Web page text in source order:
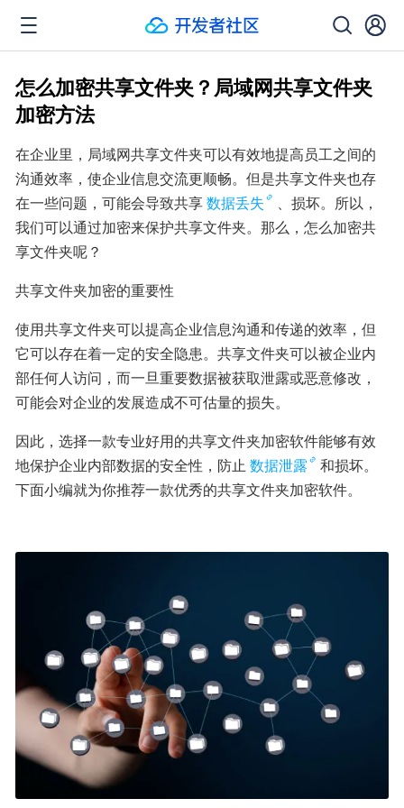
怎么加密共享文件夹？局域网共享文件夹
加密方法
在企业里，局域网共享文件夹可以有效地提高员工之间的
沟通效率，使企业信息交流更顺畅。但是共享文件夹也存
在一些问题，可能会导致共享数据丢失
、损坏。所以，
我们可以通过加密来保护共享文件夹。那么，怎么加密共
享文件夹呢？
共享文件夹加密的重要性
使用共享文件夹可以提高企业信息沟通和传递的效率，但
它可以存在着一定的安全隐患。共享文件夹可以被企业内
部任何人访问，而一旦重要数据被获取泄露或恶意修改，
可能会对企业的发展造成不可估量的损失。
因此，选择一款专业好用的共享文件夹加密软件能够有效
地保护企业内部数据的安全性，防止 数据泄露
和损坏。
下面小编就为你推荐一款优秀的共享文件夹加密软件。